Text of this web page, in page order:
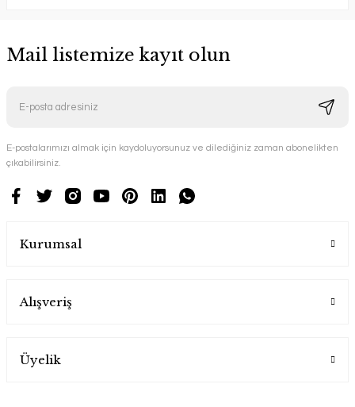
Mail listemize kayıt olun
E-postalarımızı almak için kaydoluyorsunuz ve dilediğiniz zaman abonelikten
çıkabilirsiniz.
Kurumsal
Alışveriş
Üyelik